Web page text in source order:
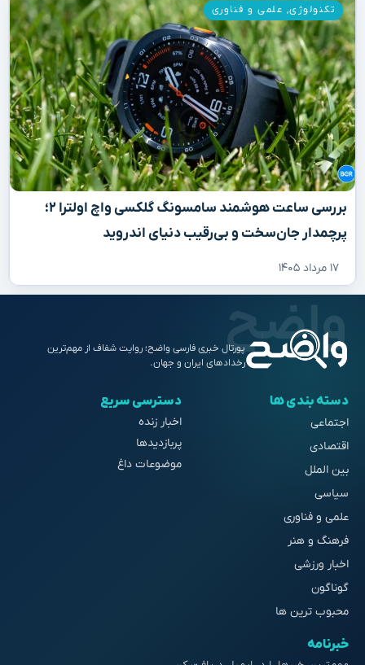
بررسی ساعت هوشمند سامسونگ گلکسی واچ اولترا ۲؛
پرچمدار جان‌سخت و بی‌رقیب دنیای اندروید
۱۷ مرداد ۱۴۰۵
تکنولوژی, علمی و فناوری
پورتال خبری فارسی واضح؛ روایت شفاف از مهم‌ترین
رخدادهای ایران و جهان.
دسته بندی ها
اجتماعی
اقتصادی
بین الملل
سیاسی
علمی و فناوری
فرهنگ و هنر
اخبار ورزشی
گوناگون
محبوب ترین ها
دسترسی سریع
اخبار زنده
پربازدیدها
موضوعات داغ
خبرنامه